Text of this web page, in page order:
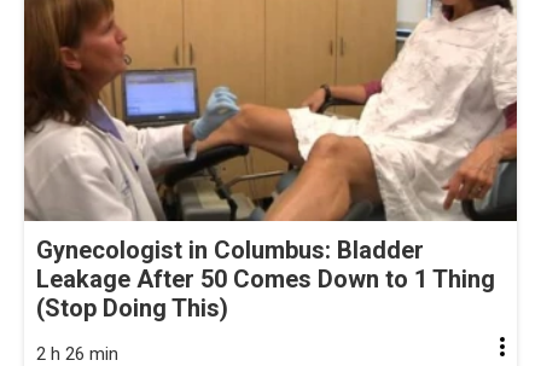
Gynecologist in Columbus: Bladder
Leakage After 50 Comes Down to 1 Thing
(Stop Doing This)
2 h 26 min